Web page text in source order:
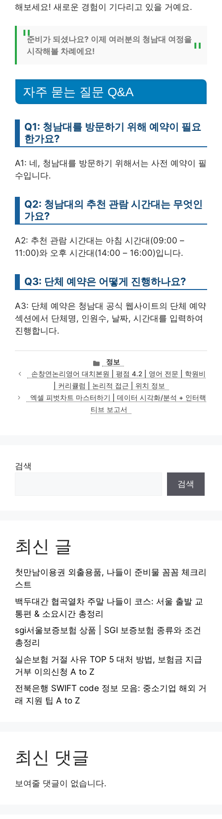
해보세요! 새로운 경험이 기다리고 있을 거예요.
준비가 되셨나요? 이제 여러분의 청남대 여정을
시작해볼 차례에요!
자주 묻는 질문 Q&A
Q1: 청남대를 방문하기 위해 예약이 필요
한가요?
A1: 네, 청남대를 방문하기 위해서는 사전 예약이 필
수입니다.
Q2: 청남대의 추천 관람 시간대는 무엇인
가요?
A2: 추천 관람 시간대는 아침 시간대(09:00 –
11:00)와 오후 시간대(14:00 – 16:00)입니다.
Q3: 단체 예약은 어떻게 진행하나요?
A3: 단체 예약은 청남대 공식 웹사이트의 단체 예약
섹션에서 단체명, 인원수, 날짜, 시간대를 입력하여
진행합니다.
카
테
고
리
정보
손창연논리영어 대치본원 | 평점 4.2 | 영어 전문 | 학원비
| 커리큘럼 | 논리적 접근 | 위치 정보
엑셀 피벗차트 마스터하기 | 데이터 시각화/분석 + 인터랙
티브 보고서
검색
검색
최신 글
첫만남이용권 외출용품, 나들이 준비물 꼼꼼 체크리
스트
백두대간 협곡열차 주말 나들이 코스: 서울 출발 교
통편 & 소요시간 총정리
sgi서울보증보험 상품 | SGI 보증보험 종류와 조건
총정리
실손보험 거절 사유 TOP 5 대처 방법, 보험금 지급
거부 이의신청 A to Z
전북은행 SWIFT code 정보 모음: 중소기업 해외 거
래 지원 팁 A to Z
최신 댓글
보여줄 댓글이 없습니다.